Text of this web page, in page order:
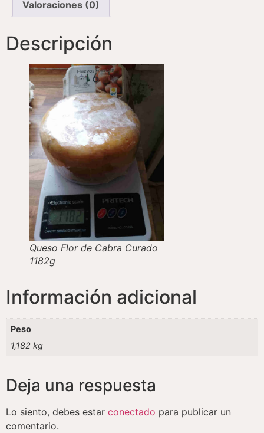
Valoraciones (0)
Descripción
Queso Flor de Cabra Curado
1182g
Información adicional
Peso
1,182 kg
Deja una respuesta
Lo siento, debes estar conectado para publicar un
comentario.